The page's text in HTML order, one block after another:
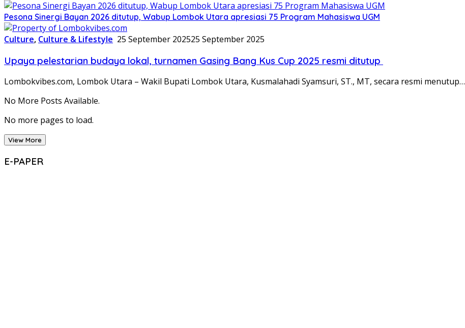
Pesona Sinergi Bayan 2026 ditutup, Wabup Lombok Utara apresiasi 75 Program Mahasiswa UGM
Culture, Culture & Lifestyle 25 September 202525 September 2025
Upaya pelestarian budaya lokal, turnamen Gasing Bang Kus Cup 2025 resmi ditutup
Lombokvibes.com, Lombok Utara – Wakil Bupati Lombok Utara, Kusmalahadi Syamsuri, ST., MT, secara resmi menutup…
No More Posts Available.
No more pages to load.
View More
E-PAPER